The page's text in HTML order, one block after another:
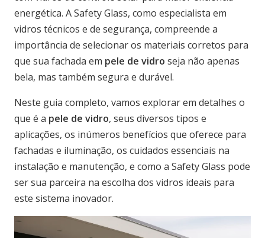
energética. A Safety Glass, como especialista em
vidros técnicos e de segurança, compreende a
importância de selecionar os materiais corretos para
que sua fachada em pele de vidro seja não apenas
bela, mas também segura e durável.
Neste guia completo, vamos explorar em detalhes o
que é a pele de vidro, seus diversos tipos e
aplicações, os inúmeros benefícios que oferece para
fachadas e iluminação, os cuidados essenciais na
instalação e manutenção, e como a Safety Glass pode
ser sua parceira na escolha dos vidros ideais para
este sistema inovador.